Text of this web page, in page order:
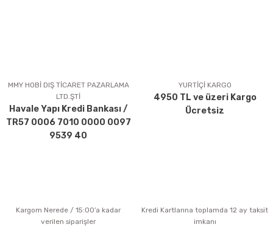
Ürün açıklamasında eksik bilgiler bulunuyor.
Ürün bilgilerinde hatalar bulunuyor.
Ürün fiyatı diğer sitelerden daha pahalı.
Bu ürüne benzer farklı alternatifler olmalı.
Gönder
MMY HOBİ DIŞ TİCARET PAZARLAMA
LTD.ŞTİ
Havale Yapı Kredi Bankası /
TR57 0006 7010 0000 0097
9539 40
YURTİÇİ KARGO
4950 TL ve üzeri Kargo
Ücretsiz
Kargom Nerede / 15:00’a kadar
verilen siparişler
Kredi Kartlarına toplamda 12 ay taksit
imkanı